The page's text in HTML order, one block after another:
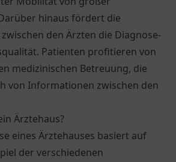
hinaus fördert die
den Ärzten die Diagnose-
Patienten profitieren von
medizinischen Betreuung, die
von Informationen zwischen den
Ärztehaus?
eines Ärztehauses basiert auf
der verschiedenen